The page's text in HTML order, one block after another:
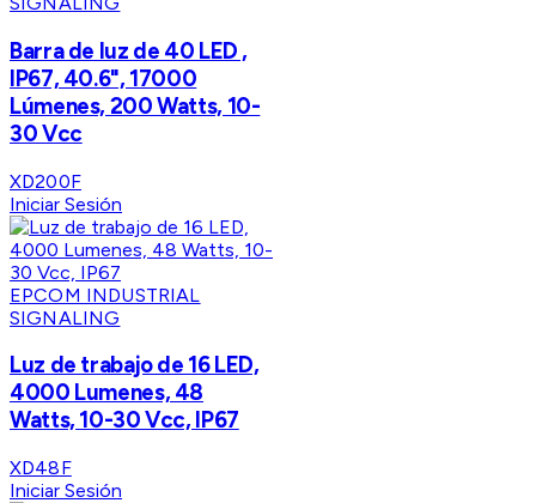
Barra de luz de 40 LED ,
IP67, 40.6", 17000
Lúmenes, 200 Watts, 10-
30 Vcc
XD200F
Iniciar Sesión
EPCOM INDUSTRIAL
SIGNALING
Luz de trabajo de 16 LED,
4000 Lumenes, 48
Watts, 10-30 Vcc, IP67
XD48F
Iniciar Sesión